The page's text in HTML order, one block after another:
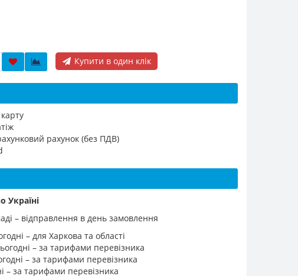
Купити в один клік
рахунок (без ПДВ)
Україні
– відправлення в день замовлення
– для Харкова та області
– за тарифами перевізника
– за тарифами перевізника
– за тарифами перевізника